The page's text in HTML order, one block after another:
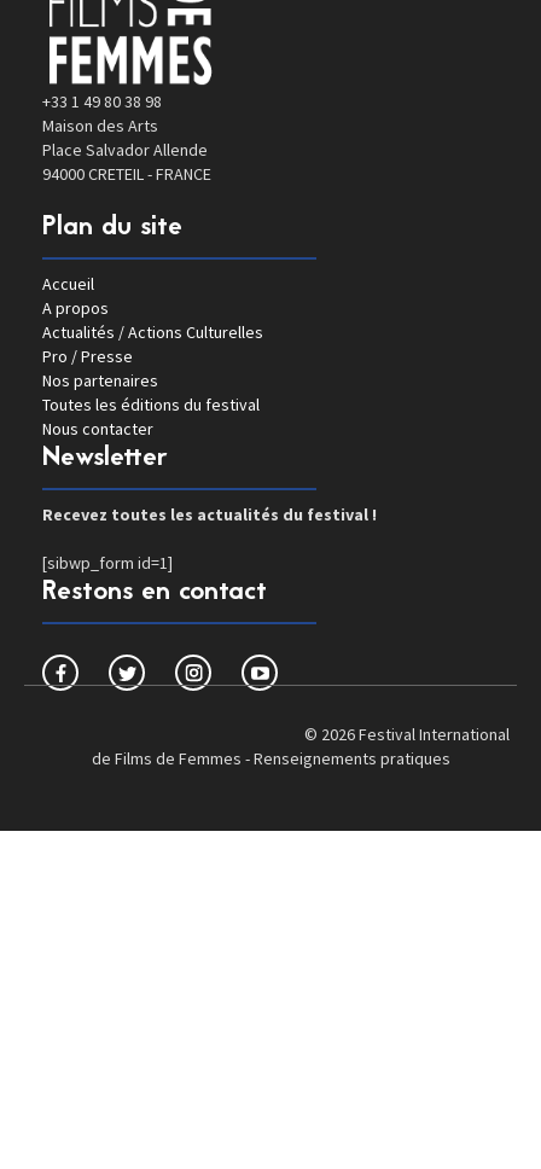
+33 1 49 80 38 98
Maison des Arts
Place Salvador Allende
94000 CRETEIL - FRANCE
Plan du site
Accueil
A propos
Actualités / Actions Culturelles
Pro / Presse
Nos partenaires
Toutes les éditions du festival
Nous contacter
Newsletter
Recevez toutes les actualités du festival !
[sibwp_form id=1]
Restons en contact
© 2026 Festival International
de Films de Femmes -Renseignements pratiques